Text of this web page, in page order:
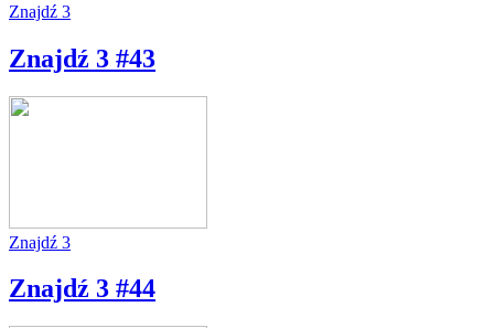
Znajdź 3
Znajdź 3 #43
Znajdź 3
Znajdź 3 #44